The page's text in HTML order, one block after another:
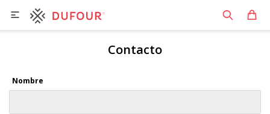

Contacto
Nombre